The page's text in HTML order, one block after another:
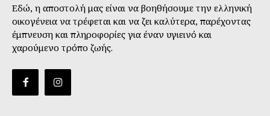
Εδώ, η αποστολή μας είναι να βοηθήσουμε την ελληνική
οικογένεια να τρέφεται και να ζει καλύτερα, παρέχοντας
έμπνευση και πληροφορίες για έναν υγιεινό και
χαρούμενο τρόπο ζωής.